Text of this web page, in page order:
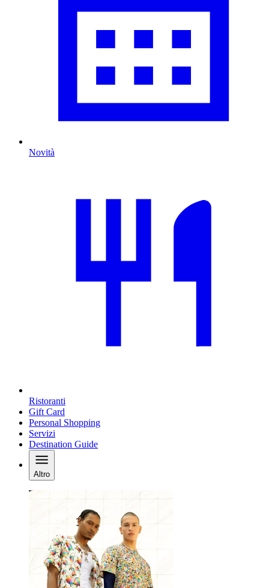
Novità
Ristoranti
Gift Card
Personal Shopping
Servizi
Destination Guide
Altro